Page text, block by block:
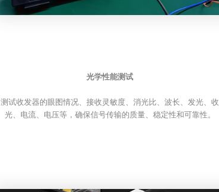
光学性能测试
测试收发器的眼图情况、接收灵敏度、消光比、波长、发光、收
光、电流、电压等，确保信号传输的质量、稳定性和可靠性。